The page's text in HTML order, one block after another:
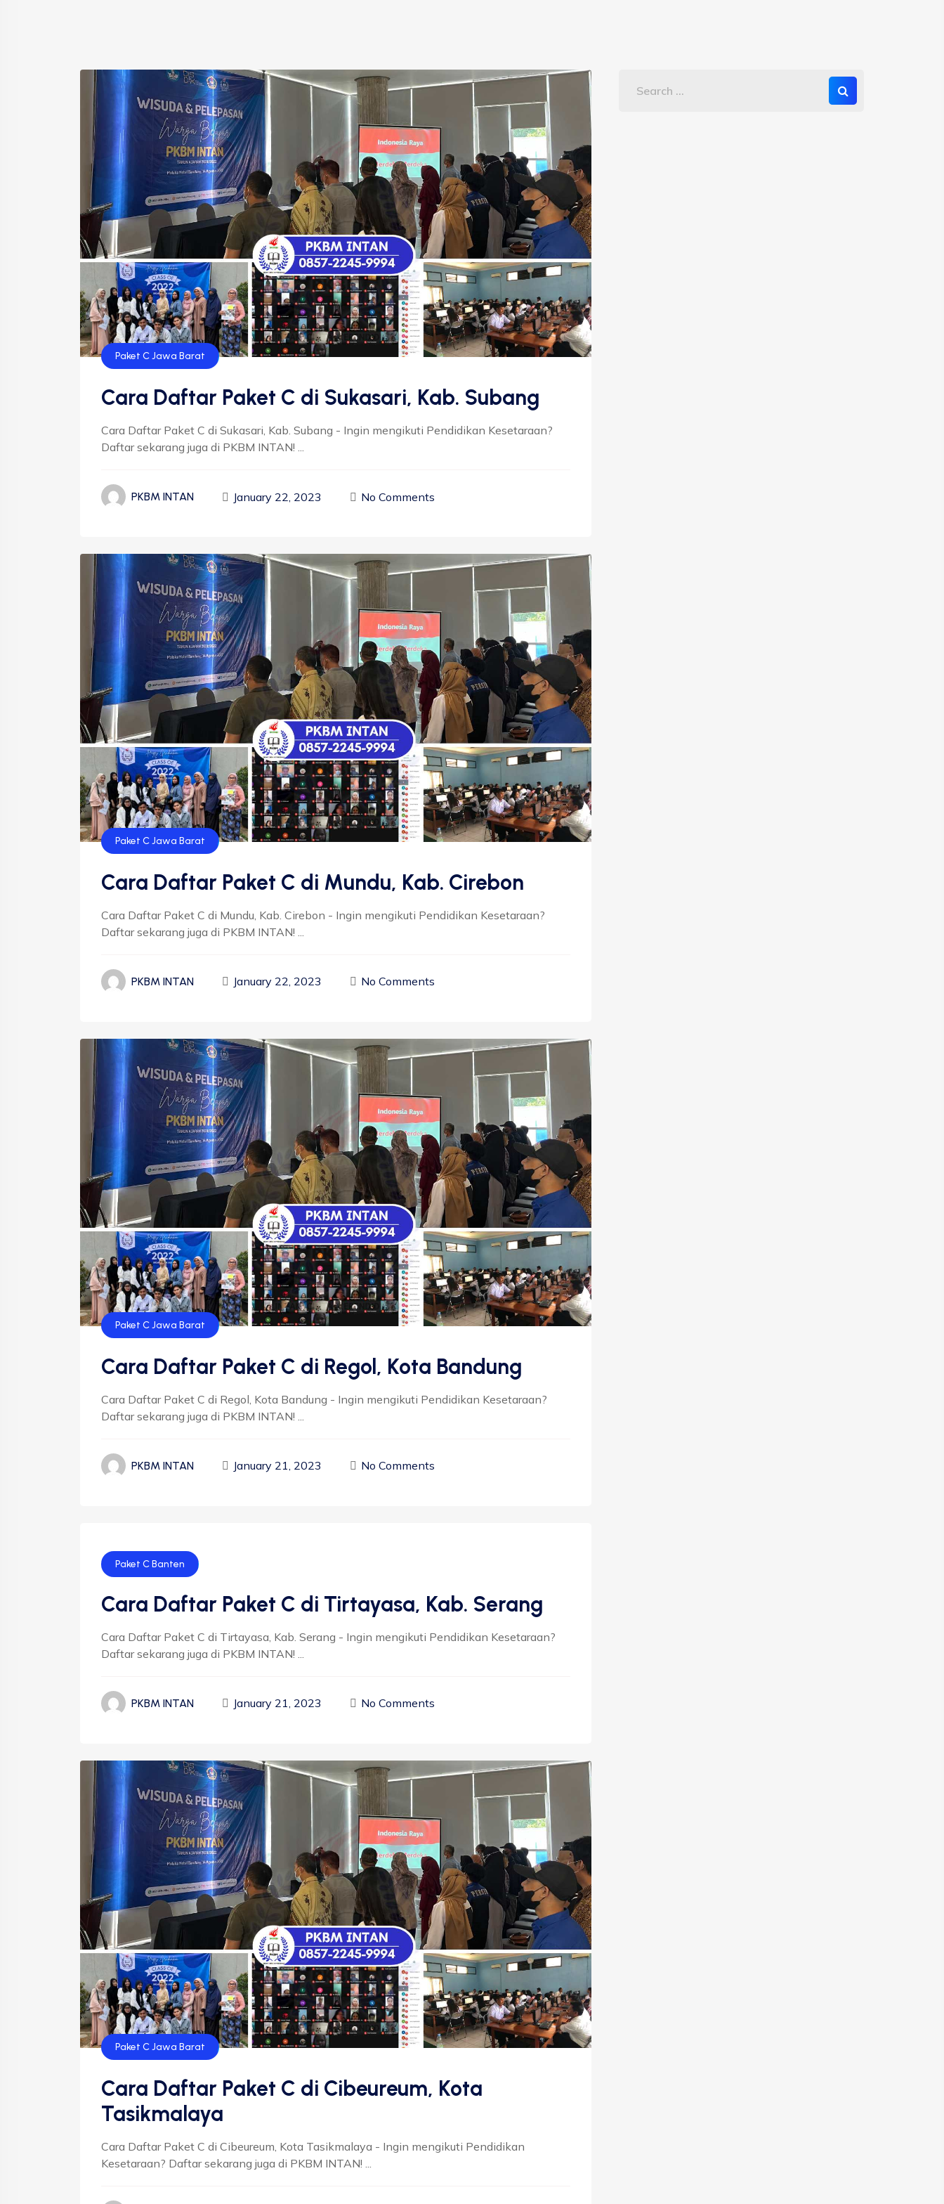
Paket C Jawa Barat
Cara Daftar Paket C di Sukasari, Kab. Subang
Cara Daftar Paket C di Sukasari, Kab. Subang - Ingin mengikuti Pendidikan Kesetaraan?
Daftar sekarang juga di PKBM INTAN! ...
PKBM INTAN January 22, 2023 No Comments
Paket C Jawa Barat
Cara Daftar Paket C di Mundu, Kab. Cirebon
Cara Daftar Paket C di Mundu, Kab. Cirebon - Ingin mengikuti Pendidikan Kesetaraan?
Daftar sekarang juga di PKBM INTAN! ...
PKBM INTAN January 22, 2023 No Comments
Paket C Jawa Barat
Cara Daftar Paket C di Regol, Kota Bandung
Cara Daftar Paket C di Regol, Kota Bandung - Ingin mengikuti Pendidikan Kesetaraan?
Daftar sekarang juga di PKBM INTAN! ...
PKBM INTAN January 21, 2023 No Comments
Paket C Banten
Cara Daftar Paket C di Tirtayasa, Kab. Serang
Cara Daftar Paket C di Tirtayasa, Kab. Serang - Ingin mengikuti Pendidikan Kesetaraan?
Daftar sekarang juga di PKBM INTAN! ...
PKBM INTAN January 21, 2023 No Comments
Paket C Jawa Barat
Cara Daftar Paket C di Cibeureum, Kota
Tasikmalaya
Cara Daftar Paket C di Cibeureum, Kota Tasikmalaya - Ingin mengikuti Pendidikan
Kesetaraan? Daftar sekarang juga di PKBM INTAN! ...